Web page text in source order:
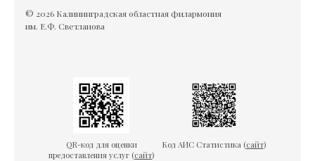
© 2026 Калининградская областная филармония
им. Е.Ф. Светланова
QR-код для оценки
предоставления услуг (сайт)
Код АИС Статистика (сайт)